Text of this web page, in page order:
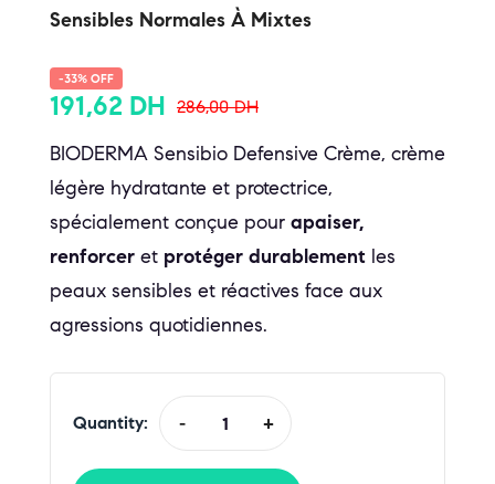
Sensibles Normales À Mixtes
-33% OFF
286,00DH
191,62 DH
BIODERMA Sensibio Defensive Crème, crème
légère hydratante et protectrice,
spécialement conçue pour apaiser,
renforcer et protéger durablement les
peaux sensibles et réactives face aux
agressions quotidiennes.
Quantity: - +